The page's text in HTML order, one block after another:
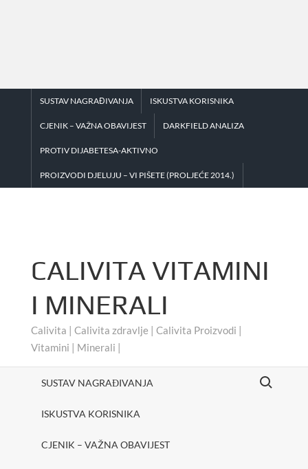
SUSTAV NAGRAĐIVANJA ISKUSTVA KORISNIKA
CJENIK – VAŽNA OBAVIJEST DARKFIELD ANALIZA
PROTIV DIJABETESA-AKTIVNO
PROIZVODI DJELUJU – VI PIŠETE (PROLJEĆE 2014.)
CALIVITA VITAMINI
I MINERALI
Calivita | Calivita zdravlje | Calivita Proizvodi |
Vitamini | Minerali |
SUSTAV NAGRAĐIVANJA
ISKUSTVA KORISNIKA
CJENIK – VAŽNA OBAVIJEST
Search for: